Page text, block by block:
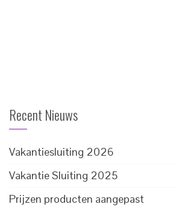
Recent Nieuws
Vakantiesluiting 2026
Vakantie Sluiting 2025
Prijzen producten aangepast